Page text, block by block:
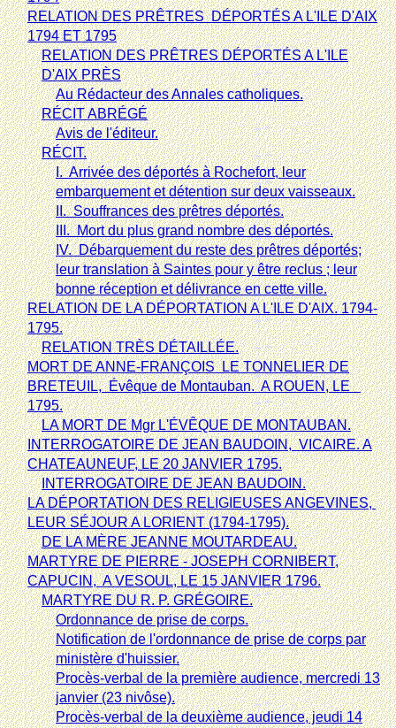
RELATION DES PRÊTRES DÉPORTÉS A L'ILE D'AIX
1794 ET 1795
RELATION DES PRÊTRES DÉPORTÉS A L'ILE
D'AIX PRÈS
Au Rédacteur des Annales catholiques.
RÉCIT ABRÉGÉ
Avis de l'éditeur.
RÉCIT.
I.  Arrivée des déportés à Rochefort, leur
embarquement et détention sur deux vaisseaux.
II.  Souffrances des prêtres déportés.
III.  Mort du plus grand nombre des déportés.
IV.  Débarquement du reste des prêtres déportés;
leur translation à Saintes pour y être reclus ; leur
bonne réception et délivrance en cette ville.
RELATION DE LA DÉPORTATION A L'ILE D'AIX. 1794-
1795.
RELATION TRÈS DÉTAILLÉE.
MORT DE ANNE-FRANÇOIS LE TONNELIER DE
BRETEUIL, Évêque de Montauban. A ROUEN, LE
1795.
LA MORT DE Mgr L'ÉVÊQUE DE MONTAUBAN.
INTERROGATOIRE DE JEAN BAUDOIN, VICAIRE. A
CHATEAUNEUF, LE 20 JANVIER 1795.
INTERROGATOIRE DE JEAN BAUDOIN.
LA DÉPORTATION DES RELIGIEUSES ANGEVINES,
LEUR SÉJOUR A LORIENT (1794-1795).
DE LA MÈRE JEANNE MOUTARDEAU.
MARTYRE DE PIERRE - JOSEPH CORNIBERT,
CAPUCIN, A VESOUL, LE 15 JANVIER 1796.
MARTYRE DU R. P. GRÉGOIRE.
Ordonnance de prise de corps.
Notification de l'ordonnance de prise de corps par
ministère d'huissier.
Procès-verbal de la première audience, mercredi 13
janvier (23 nivôse).
Procès-verbal de la deuxième audience, jeudi 14